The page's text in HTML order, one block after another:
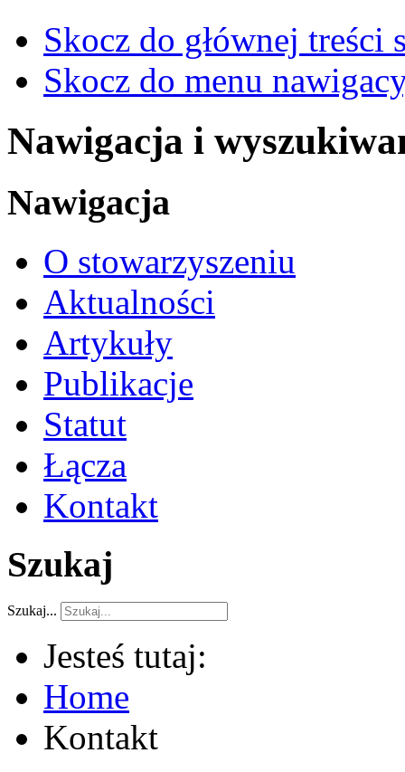
Skocz do głównej treści
Skocz do menu
Nawigacja i
Nawigacja
O stowarzyszeniu
Aktualności
Artykuły
Publikacje
Statut
Łącza
Kontakt
Szukaj
Szukaj...
Jesteś tutaj:
Home
Kontakt